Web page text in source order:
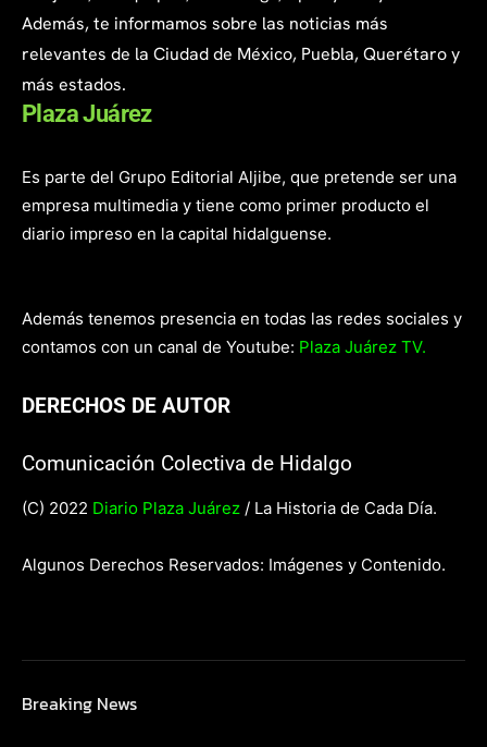
Además, te informamos sobre las noticias más
relevantes de la Ciudad de México, Puebla, Querétaro y
más estados.
Plaza Juárez
Es parte del Grupo Editorial Aljibe, que pretende ser una
empresa multimedia y tiene como primer producto el
diario impreso en la capital hidalguense.
Además tenemos presencia en todas las redes sociales y
contamos con un canal de Youtube: Plaza Juárez TV.
DERECHOS DE AUTOR
Comunicación Colectiva de Hidalgo
(C) 2022 Diario Plaza Juárez / La Historia de Cada Día.
Algunos Derechos Reservados: Imágenes y Contenido.
Breaking News